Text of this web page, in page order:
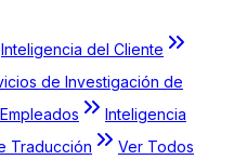
Inteligencia del Cliente
de Investigación de
Inteligencia
Traducción
Ver Todos